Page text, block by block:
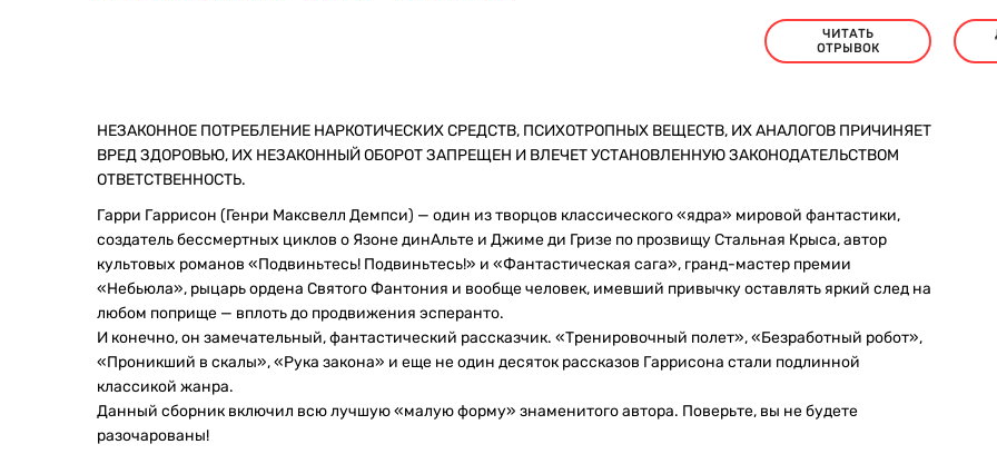
ЧИТАТЬ
ОТРЫВОК
НЕЗАКОННОЕ ПОТРЕБЛЕНИЕ НАРКОТИЧЕСКИХ СРЕДСТВ, ПСИХОТРОПНЫХ ВЕЩЕСТВ, ИХ АНАЛОГОВ ПРИЧИНЯЕТ
ВРЕД ЗДОРОВЬЮ, ИХ НЕЗАКОННЫЙ ОБОРОТ ЗАПРЕЩЕН И ВЛЕЧЕТ УСТАНОВЛЕННУЮ ЗАКОНОДАТЕЛЬСТВОМ
ОТВЕТСТВЕННОСТЬ.
Гарри Гаррисон (Генри Максвелл Демпси) — один из творцов классического «ядра» мировой фантастики,
создатель бессмертных циклов о Язоне динАльте и Джиме ди Гризе по прозвищу Стальная Крыса, автор
культовых романов «Подвиньтесь! Подвиньтесь!» и «Фантастическая сага», гранд-мастер премии
«Небьюла», рыцарь ордена Святого Фантония и вообще человек, имевший привычку оставлять яркий след на
любом поприще — вплоть до продвижения эсперанто.
И конечно, он замечательный, фантастический рассказчик. «Тренировочный полет», «Безработный робот»,
«Проникший в скалы», «Рука закона» и еще не один десяток рассказов Гаррисона стали подлинной
классикой жанра.
Данный сборник включил всю лучшую «малую форму» знаменитого автора. Поверьте, вы не будете
разочарованы!